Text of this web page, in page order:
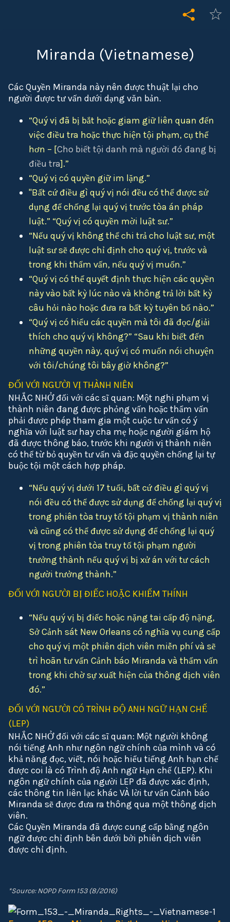
Miranda (Vietnamese)
Các Quyền Miranda này nên được thuật lại cho
người được tư vấn dưới dạng văn bản.
“Quý vị đã bị bắt hoặc giam giữ liên quan đến
việc điều tra hoặc thực hiện tội phạm, cụ thể
hơn – [Cho biết tội danh mà người đó đang bị
điều tra].”
“Quý vị có quyền giữ im lặng.”
"Bất cứ điều gì quý vị nói đều có thể được sử
dụng để chống lại quý vị trước tòa án pháp
luật.” “Quý vị có quyền mời luật sư.”
“Nếu quý vị không thể chi trả cho luật sư, một
luật sư sẽ được chỉ định cho quý vị, trước và
trong khi thẩm vấn, nếu quý vị muốn.”
“Quý vị có thể quyết định thực hiện các quyền
này vào bất kỳ lúc nào và không trả lời bất kỳ
câu hỏi nào hoặc đưa ra bất kỳ tuyên bố nào.”
“Quý vị có hiểu các quyền mà tôi đã đọc/giải
thích cho quý vị không?” “Sau khi biết đến
những quyền này, quý vị có muốn nói chuyện
với tôi/chúng tôi bây giờ không?”
ĐỐI VỚI NGƯỜI VỊ THÀNH NIÊN
NHẮC NHỞ đối với các sĩ quan: Một nghi phạm vị
thành niên đang được phỏng vấn hoặc thẩm vấn
phải được phép tham gia một cuộc tư vấn có ý
nghĩa với luật sư hay cha mẹ hoặc người giám hộ
đã được thông báo, trước khi người vị thành niên
có thể từ bỏ quyền tư vấn và đặc quyền chống lại tự
buộc tội một cách hợp pháp.
“Nếu quý vị dưới 17 tuổi, bất cứ điều gì quý vị
nói đều có thể được sử dụng để chống lại quý vị
trong phiên tòa truy tố tội phạm vị thành niên
và cũng có thể được sử dụng để chống lại quý
vị trong phiên tòa truy tố tội phạm người
trưởng thành nếu quý vị bị xử án với tư cách
người trưởng thành.”
ĐỐI VỚI NGƯỜI BỊ ĐIẾC HOẶC KHIẾM THÍNH
“Nếu quý vị bị điếc hoặc nặng tai cấp độ nặng,
Sở Cảnh sát New Orleans có nghĩa vụ cung cấp
cho quý vị một phiên dịch viên miễn phí và sẽ
trì hoãn tư vấn Cảnh báo Miranda và thẩm vấn
trong khi chờ sự xuất hiện của thông dịch viên
đó.”
ĐỐI VỚI NGƯỜI CÓ TRÌNH ĐỘ ANH NGỮ HẠN CHẾ
(LEP)
NHẮC NHỞ đối với các sĩ quan: Một người không
nói tiếng Anh như ngôn ngữ chính của mình và có
khả năng đọc, viết, nói hoặc hiểu tiếng Anh hạn chế
được coi là có Trình độ Anh ngữ Hạn chế (LEP). Khi
ngôn ngữ chính của người LEP đã được xác định,
các thông tin liên lạc khác VÀ lời tư vấn Cảnh báo
Miranda sẽ được đưa ra thông qua một thông dịch
viên.
Các Quyền Miranda đã được cung cấp bằng ngôn
ngữ được chỉ định bên dưới bởi phiên dịch viên
được chỉ định.
*Source: NOPD Form 153 (8/2016)